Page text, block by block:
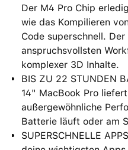
Der M4 Pro Chip
wie das Kompilieren
Code superschnell.
anspruchsvollsten
komplexer 3D Inhalte.
BIS ZU 22 STUNDEN
14" MacBook Pro
außergewöhnliche
Batterie läuft oder am
SUPERSCHNELLE